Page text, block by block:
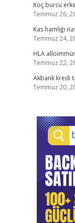
Koç burcu
Temmuz 26,
Kas hamlığı
Temmuz 24,
HLA
Temmuz 22,
Akbank kredi
Temmuz 20,